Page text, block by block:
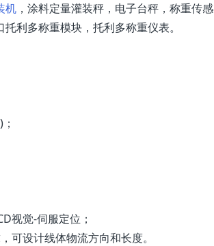
机，涂料定量灌装秤，电子台秤，称重传
利多称重模块，托利多称重仪表。
视觉-伺服定位；
可设计线体物流方向和长度。